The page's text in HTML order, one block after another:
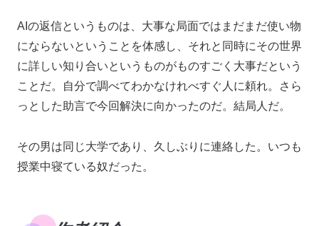
AIの返信というものは、大事な局面ではまだまだ使い物
にならないということを体感し、それと同時にその世界
に詳しい知り合いというものがものすごく大事だという
ことだ。自分で調べてわかなけれべすぐ人に頼れ。さら
っとした助言で今回解決に向かったのだ。結局人だ。
その男は同じ大学であり、久しぶりに連絡した。いつも
授業中寝ている奴だった。